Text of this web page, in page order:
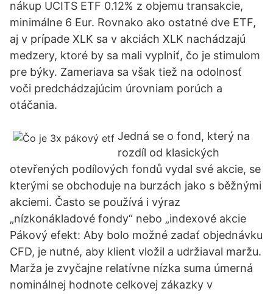
nákup UCITS ETF 0.12% z objemu transakcie,
minimálne 6 Eur. Rovnako ako ostatné dve ETF,
aj v prípade XLK sa v akciách XLK nachádzajú
medzery, ktoré by sa mali vyplniť, čo je stimulom
pre býky. Zameriava sa však tiež na odolnosť
voči predchádzajúcim úrovniam porúch a
otáčania.
Jedná se o fond, který na
rozdíl od klasických
otevřených podílových fondů vydal své akcie, se
kterými se obchoduje na burzách jako s běžnými
akciemi. Často se používá i výraz
„nízkonákladové fondy“ nebo „indexové akcie
Pákový efekt: Aby bolo možné zadať objednávku
CFD, je nutné, aby klient vložil a udržiaval maržu.
Marža je zvyčajne relatívne nízka suma úmerná
nominálnej hodnote celkovej zákazky v